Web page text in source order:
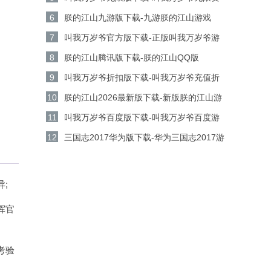
;
官
验
源版v5.9.0安卓版下载
6
朕的江山九游版下载-九游朕的江山游戏
v2.17.67安卓版下载
7
叫我万岁爷官方版下载-正版叫我万岁爷游
戏v5.9.0安卓版下载
8
朕的江山腾讯版下载-朕的江山QQ版
v2.17.67安卓版下载
9
叫我万岁爷折扣版下载-叫我万岁爷充值折
扣平台v5.9.0安卓版下载
10
朕的江山2026最新版下载-新版朕的江山游
戏 v2.17.67安卓版下载
11
叫我万岁爷百度版下载-叫我万岁爷百度游
戏v5.9.0安卓版下载
12
三国志2017华为版下载-华为三国志2017游